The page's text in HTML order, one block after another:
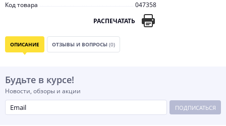
Код товара
047358
РАСПЕЧАТАТЬ
ОПИСАНИЕ ОТЗЫВЫ И ВОПРОСЫ (0)
Будьте в курсе!
Новости, обзоры и акции
ПОДПИСАТЬСЯ